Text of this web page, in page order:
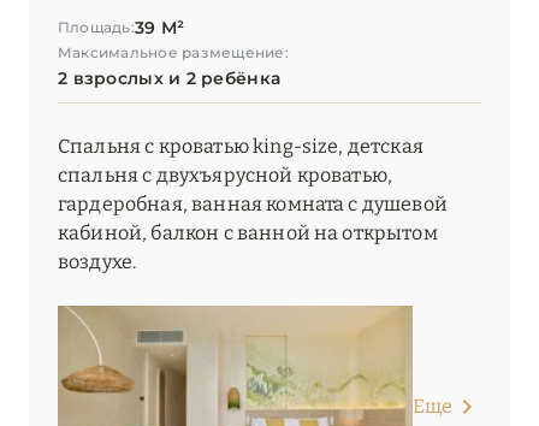
Площадь:39 М²
Максимальное размещение:
2 взрослых и 2 ребёнка
Спальня с кроватью king-size, детская
спальня с двухъярусной кроватью,
гардеробная, ванная комната с душевой
кабиной, балкон с ванной на открытом
воздухе.
Еще